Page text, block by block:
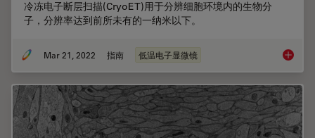
冷冻电子断层扫描(CryoET)用于分辨细胞环境内的生物分
子，分辨率达到前所未有的一纳米以下。
Mar 21, 2022 指南 低温电子显微镜 冷冻电